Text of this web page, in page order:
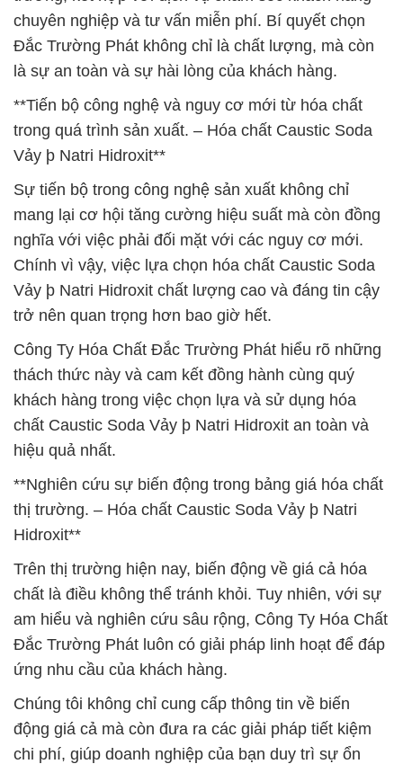
chuyên nghiệp và tư vấn miễn phí. Bí quyết chọn
Đắc Trường Phát không chỉ là chất lượng, mà còn
là sự an toàn và sự hài lòng của khách hàng.
**Tiến bộ công nghệ và nguy cơ mới từ hóa chất
trong quá trình sản xuất. – Hóa chất Caustic Soda
Vảy þ Natri Hidroxit**
Sự tiến bộ trong công nghệ sản xuất không chỉ
mang lại cơ hội tăng cường hiệu suất mà còn đồng
nghĩa với việc phải đối mặt với các nguy cơ mới.
Chính vì vậy, việc lựa chọn hóa chất Caustic Soda
Vảy þ Natri Hidroxit chất lượng cao và đáng tin cậy
trở nên quan trọng hơn bao giờ hết.
Công Ty Hóa Chất Đắc Trường Phát hiểu rõ những
thách thức này và cam kết đồng hành cùng quý
khách hàng trong việc chọn lựa và sử dụng hóa
chất Caustic Soda Vảy þ Natri Hidroxit an toàn và
hiệu quả nhất.
**Nghiên cứu sự biến động trong bảng giá hóa chất
thị trường. – Hóa chất Caustic Soda Vảy þ Natri
Hidroxit**
Trên thị trường hiện nay, biến động về giá cả hóa
chất là điều không thể tránh khỏi. Tuy nhiên, với sự
am hiểu và nghiên cứu sâu rộng, Công Ty Hóa Chất
Đắc Trường Phát luôn có giải pháp linh hoạt để đáp
ứng nhu cầu của khách hàng.
Chúng tôi không chỉ cung cấp thông tin về biến
động giá cả mà còn đưa ra các giải pháp tiết kiệm
chi phí, giúp doanh nghiệp của bạn duy trì sự ổn